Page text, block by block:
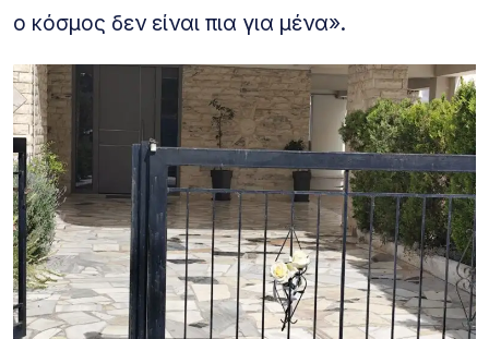
ο κόσμος δεν είναι πια για μένα».